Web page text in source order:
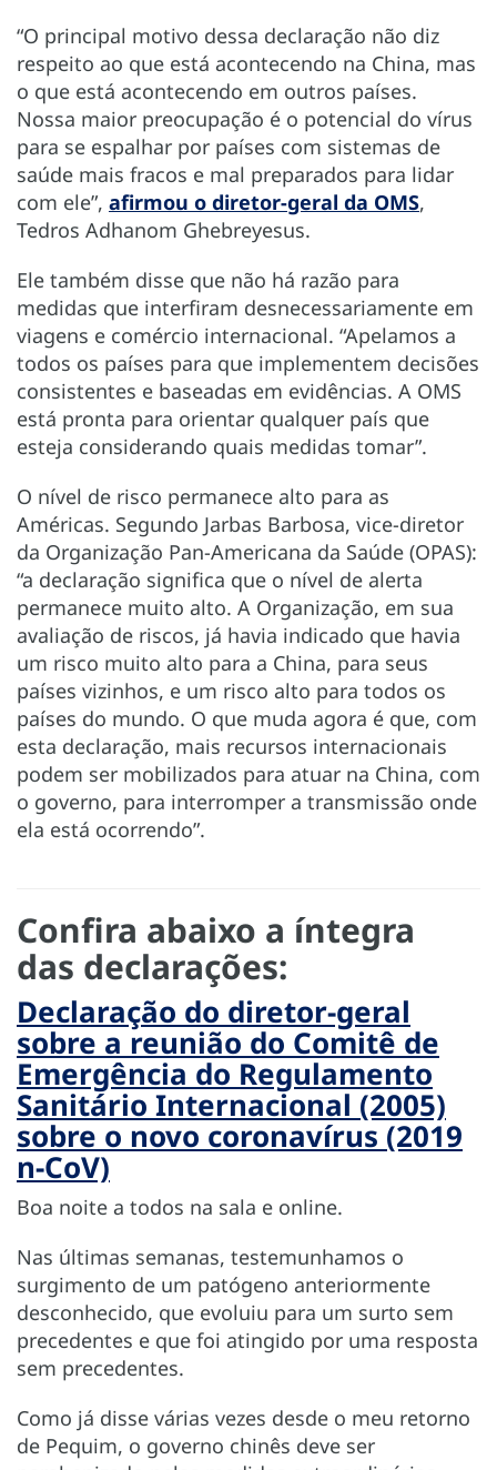
“O principal motivo dessa declaração não diz
respeito ao que está acontecendo na China, mas
o que está acontecendo em outros países.
Nossa maior preocupação é o potencial do vírus
para se espalhar por países com sistemas de
saúde mais fracos e mal preparados para lidar
com ele”, afirmou o diretor-geral da OMS,
Tedros Adhanom Ghebreyesus.
Ele também disse que não há razão para
medidas que interfiram desnecessariamente em
viagens e comércio internacional. “Apelamos a
todos os países para que implementem decisões
consistentes e baseadas em evidências. A OMS
está pronta para orientar qualquer país que
esteja considerando quais medidas tomar”.
O nível de risco permanece alto para as
Américas. Segundo Jarbas Barbosa, vice-diretor
da Organização Pan-Americana da Saúde (OPAS):
“a declaração significa que o nível de alerta
permanece muito alto. A Organização, em sua
avaliação de riscos, já havia indicado que havia
um risco muito alto para a China, para seus
países vizinhos, e um risco alto para todos os
países do mundo. O que muda agora é que, com
esta declaração, mais recursos internacionais
podem ser mobilizados para atuar na China, com
o governo, para interromper a transmissão onde
ela está ocorrendo”.
Confira abaixo a íntegra
das declarações:
Declaração do diretor-geral
sobre a reunião do Comitê de
Emergência do Regulamento
Sanitário Internacional (2005)
sobre o novo coronavírus (2019
n-CoV)
Boa noite a todos na sala e online.
Nas últimas semanas, testemunhamos o
surgimento de um patógeno anteriormente
desconhecido, que evoluiu para um surto sem
precedentes e que foi atingido por uma resposta
sem precedentes.
Como já disse várias vezes desde o meu retorno
de Pequim, o governo chinês deve ser